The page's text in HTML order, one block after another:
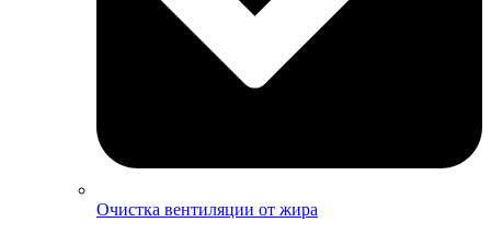
Очистка вентиляции от жира